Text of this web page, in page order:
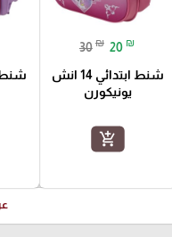
30 ₪ 20 ₪
شنط ابتدائي 14 انش
يونيكورن
add_shopping_cart